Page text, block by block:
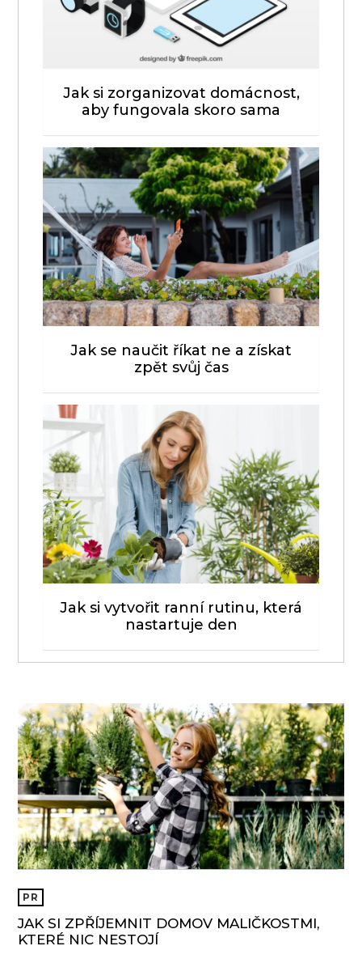
Jak si zorganizovat domácnost,
aby fungovala skoro sama
Jak se naučit říkat ne a získat
zpět svůj čas
Jak si vytvořit ranní rutinu, která
nastartuje den
PR
JAK SI ZPŘÍJEMNIT DOMOV MALIČKOSTMI,
KTERÉ NIC NESTOJÍ